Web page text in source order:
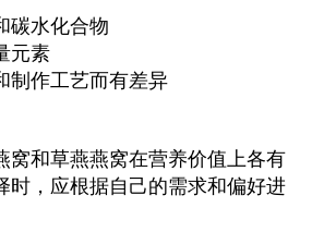
碳水化合物
元素
制作工艺而有差异
窝和草燕燕窝在营养价值上各有
时，应根据自己的需求和偏好进